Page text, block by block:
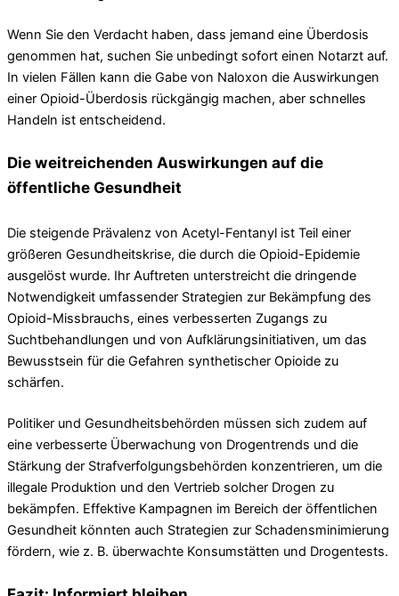
Wenn Sie den Verdacht haben, dass jemand eine Überdosis
genommen hat, suchen Sie unbedingt sofort einen Notarzt auf.
In vielen Fällen kann die Gabe von Naloxon die Auswirkungen
einer Opioid-Überdosis rückgängig machen, aber schnelles
Handeln ist entscheidend.
Die weitreichenden Auswirkungen auf die
öffentliche Gesundheit
Die steigende Prävalenz von Acetyl-Fentanyl ist Teil einer
größeren Gesundheitskrise, die durch die Opioid-Epidemie
ausgelöst wurde. Ihr Auftreten unterstreicht die dringende
Notwendigkeit umfassender Strategien zur Bekämpfung des
Opioid-Missbrauchs, eines verbesserten Zugangs zu
Suchtbehandlungen und von Aufklärungsinitiativen, um das
Bewusstsein für die Gefahren synthetischer Opioide zu
schärfen.
Politiker und Gesundheitsbehörden müssen sich zudem auf
eine verbesserte Überwachung von Drogentrends und die
Stärkung der Strafverfolgungsbehörden konzentrieren, um die
illegale Produktion und den Vertrieb solcher Drogen zu
bekämpfen. Effektive Kampagnen im Bereich der öffentlichen
Gesundheit könnten auch Strategien zur Schadensminimierung
fördern, wie z. B. überwachte Konsumstätten und Drogentests.